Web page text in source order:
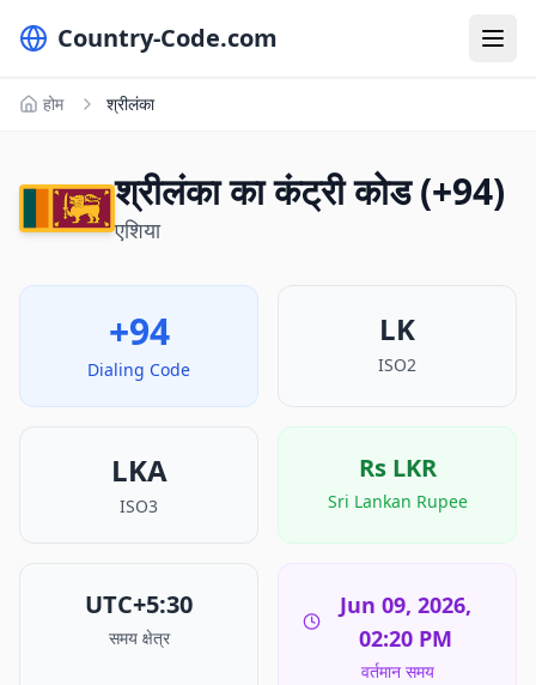
Country-Code.com
होम श्रीलंका
श्रीलंका का कंट्री कोड (+94)
एशिया
+94
Dialing Code
LK
ISO2
LKA
ISO3
Rs LKR
Sri Lankan Rupee
UTC+5:30
समय क्षेत्र
Jun 09, 2026,
02:20 PM
वर्तमान समय